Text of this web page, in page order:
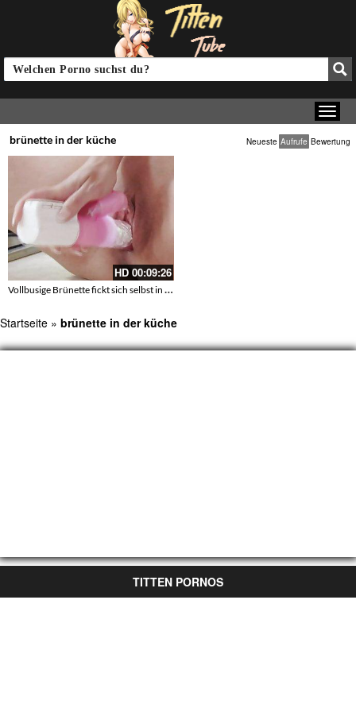
brünette in der küche Neueste Aufrufe Bewertung
HD 00:09:26
Vollbusige Brünette fickt sich selbst in der Küche
Startseite » brünette in der küche
TITTEN PORNOS